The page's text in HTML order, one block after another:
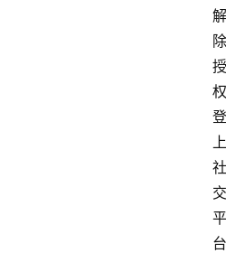
解
除
授
权
登
上
社
交
平
台